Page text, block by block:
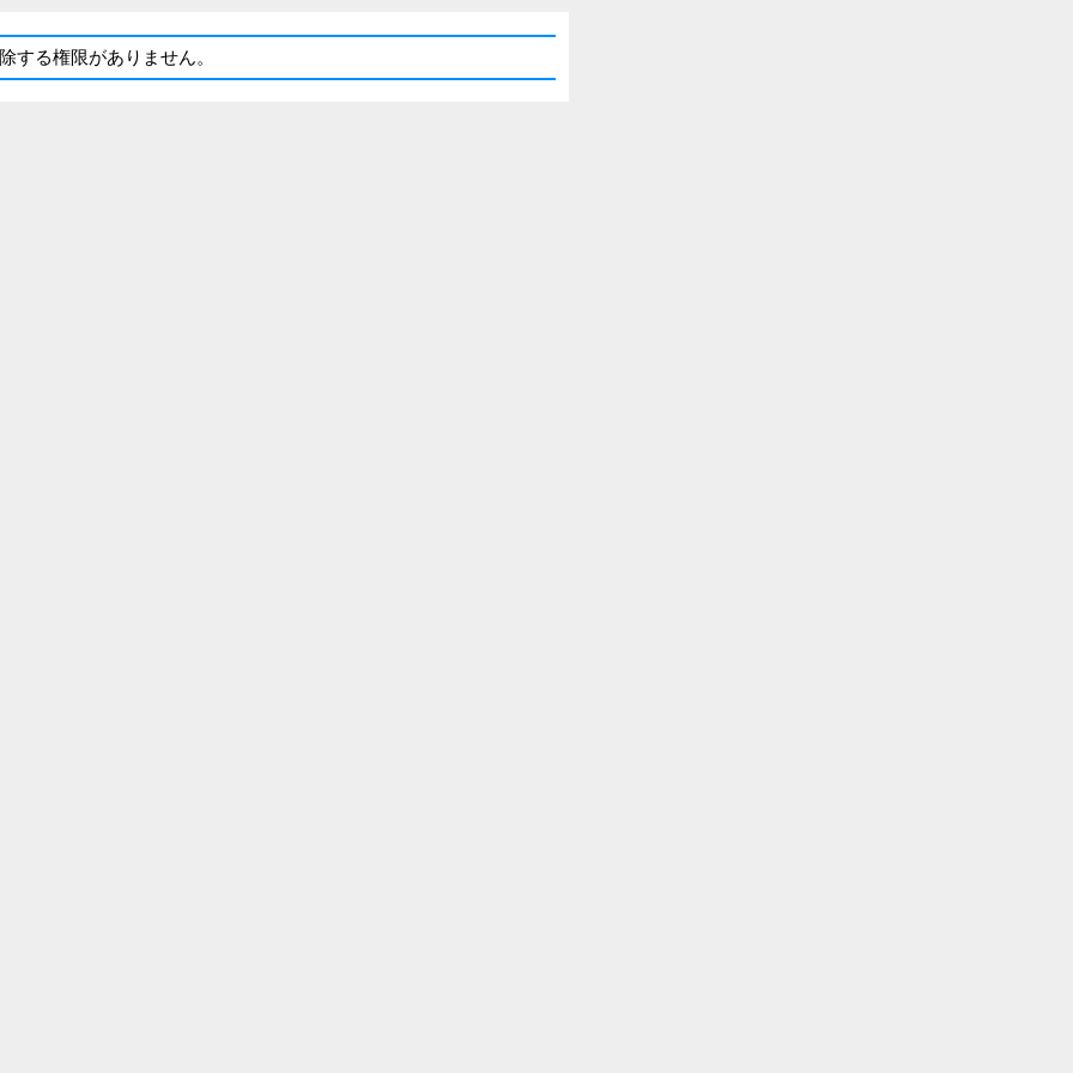
する権限がありません。